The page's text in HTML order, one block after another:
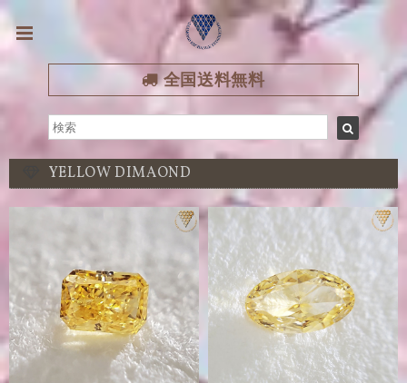
全国送料無料
YELLOW DIMAOND